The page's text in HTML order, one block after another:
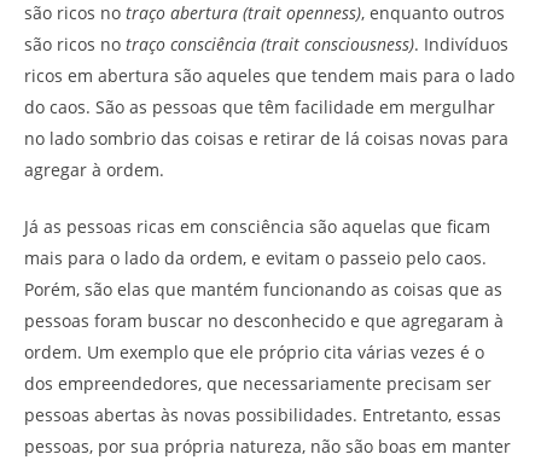
são ricos no traço abertura (trait openness), enquanto outros
são ricos no traço consciência (trait consciousness). Indivíduos
ricos em abertura são aqueles que tendem mais para o lado
do caos. São as pessoas que têm facilidade em mergulhar
no lado sombrio das coisas e retirar de lá coisas novas para
agregar à ordem.
Já as pessoas ricas em consciência são aquelas que ficam
mais para o lado da ordem, e evitam o passeio pelo caos.
Porém, são elas que mantém funcionando as coisas que as
pessoas foram buscar no desconhecido e que agregaram à
ordem. Um exemplo que ele próprio cita várias vezes é o
dos empreendedores, que necessariamente precisam ser
pessoas abertas às novas possibilidades. Entretanto, essas
pessoas, por sua própria natureza, não são boas em manter